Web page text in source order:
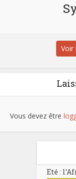
Voir
Vous devez être
Eté :